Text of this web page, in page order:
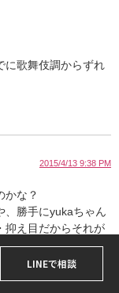
に歌舞伎調からずれ
2015/4/13 9:38 PM
かな？
、勝手にyukaちゃん
抑え目だからそれが
っていれば、それ
、その沈黙に意味を
LINEで相談